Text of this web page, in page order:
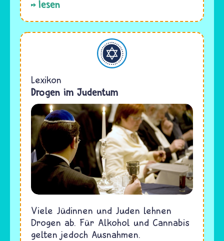
lesen
Judentum
Lexikon
Drogen im Judentum
Viele Jüdinnen und Juden lehnen
Drogen ab. Für Alkohol und Cannabis
gelten jedoch Ausnahmen.